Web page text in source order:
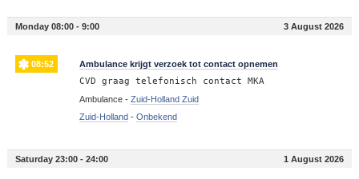
Monday 08:00 - 9:00 3 August 2026
08:52 Ambulance krijgt verzoek tot contact opnemen
CVD graag telefonisch contact MKA
Ambulance - Zuid-Holland Zuid
Zuid-Holland - Onbekend
Saturday 23:00 - 24:00 1 August 2026